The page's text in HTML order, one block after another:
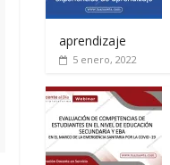
aprendizaje
5 enero, 2022